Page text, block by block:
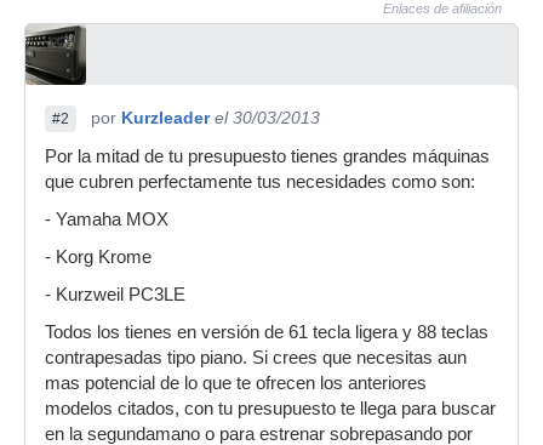
Enlaces de afiliación
#2 por Kurzleader el 30/03/2013
Por la mitad de tu presupuesto tienes grandes máquinas
que cubren perfectamente tus necesidades como son:
- Yamaha MOX
- Korg Krome
- Kurzweil PC3LE
Todos los tienes en versión de 61 tecla ligera y 88 teclas
contrapesadas tipo piano. Si crees que necesitas aun
mas potencial de lo que te ofrecen los anteriores
modelos citados, con tu presupuesto te llega para buscar
en la segundamano o para estrenar sobrepasando por